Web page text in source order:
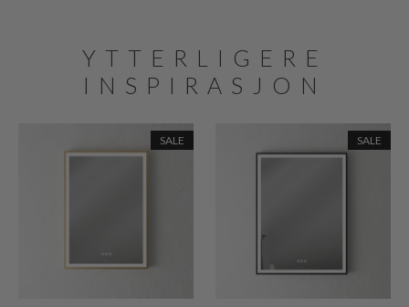
YTTERLIGERE
INSPIRASJON
SALE SALE